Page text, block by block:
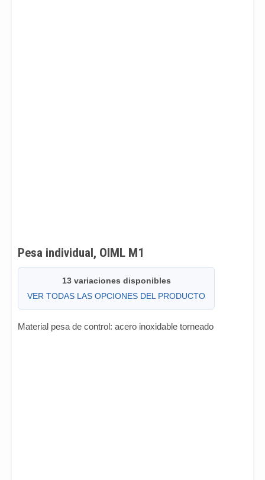
Pesa individual, OIML M1
13 variaciones disponibles
VER TODAS LAS OPCIONES DEL PRODUCTO
Material pesa de control: acero inoxidable torneado